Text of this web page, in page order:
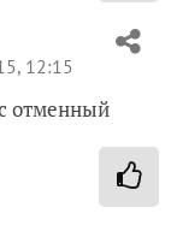
12:15
отменный